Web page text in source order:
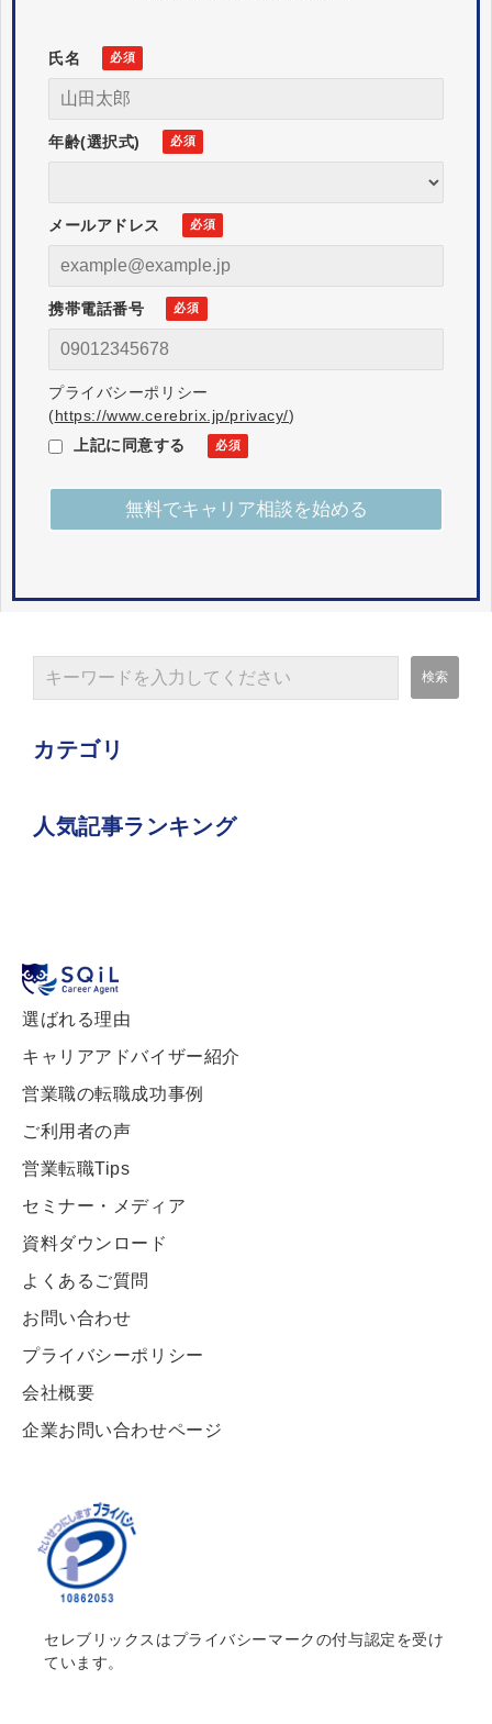
氏名
年齢(選択式)
メールアドレス
携帯電話番号
プライバシーポリシー
(https://www.cerebrix.jp/privacy/)
上記に同意する
カテゴリ
人気記事ランキング
選ばれる理由
キャリアアドバイザー紹介
営業職の転職成功事例
ご利用者の声
営業転職Tips
セミナー・メディア
資料ダウンロード
よくあるご質問
お問い合わせ
プライバシーポリシー
会社概要
企業お問い合わせページ
セレブリックスはプライバシーマークの付与認定を受け
ています。